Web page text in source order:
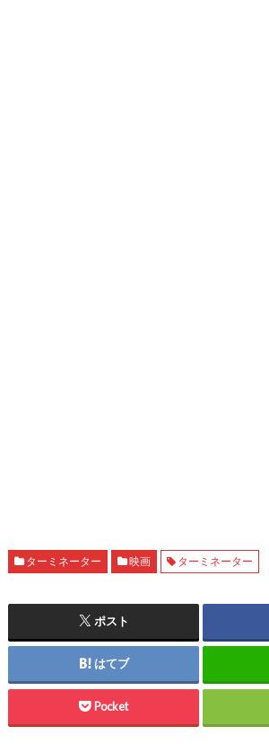
ターミネーター 映画 ターミネーター
ポスト
はてブ
Pocket